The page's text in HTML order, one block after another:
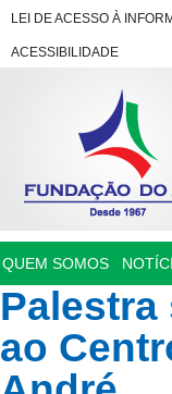
LEI DE ACESSO À
ACESSIBILIDADE
QUEM SOMOS
ao